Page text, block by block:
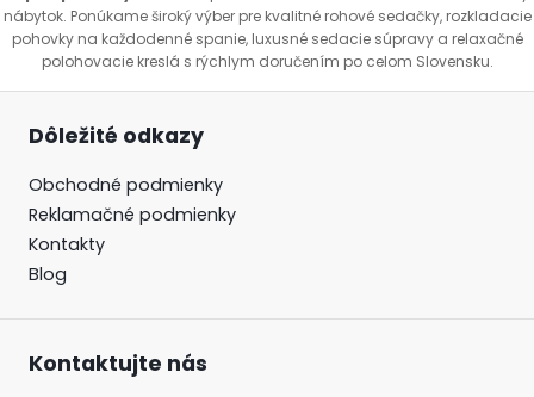
nábytok. Ponúkame široký výber pre kvalitné rohové sedačky, rozkladacie
pohovky na každodenné spanie, luxusné sedacie súpravy a relaxačné
polohovacie kreslá s rýchlym doručením po celom Slovensku.
Dôležité odkazy
Obchodné podmienky
Reklamačné podmienky
Kontakty
Blog
Kontaktujte nás